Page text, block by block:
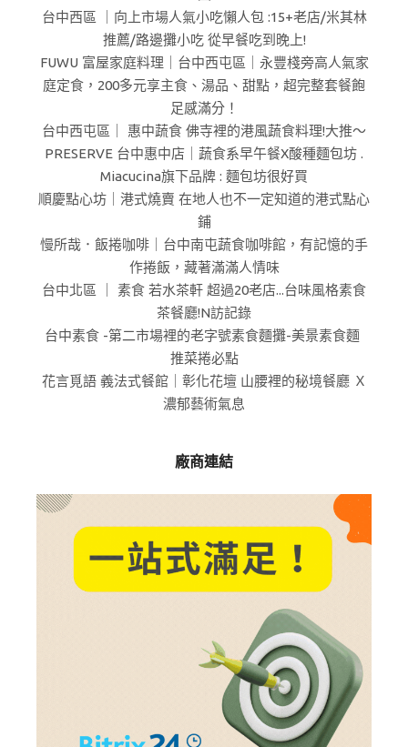
台中西區 ｜向上市場人氣小吃懶人包 :15+老店/米其林
推薦/路邊攤小吃 從早餐吃到晚上!
FUWU 富屋家庭料理｜台中西屯區｜永豐棧旁高人氣家
庭定食，200多元享主食、湯品、甜點，超完整套餐飽
足感滿分！
台中西屯區｜ 惠中蔬食 佛寺裡的港風蔬食料理!大推～
PRESERVE 台中惠中店｜蔬食系早午餐X酸種麵包坊 .
Miacucina旗下品牌 : 麵包坊很好買
順慶點心坊｜港式燒賣 在地人也不一定知道的港式點心
鋪
慢所哉．飯捲咖啡｜台中南屯蔬食咖啡館，有記憶的手
作捲飯，藏著滿滿人情味
台中北區 ｜ 素食 若水茶軒 超過20老店...台味風格素食
茶餐廳!N訪記錄
台中素食 -第二市場裡的老字號素食麵攤-美景素食麵
推菜捲必點
花言覓語 義法式餐館｜彰化花壇 山腰裡的秘境餐廳 Ｘ
濃郁藝術氣息
廠商連結